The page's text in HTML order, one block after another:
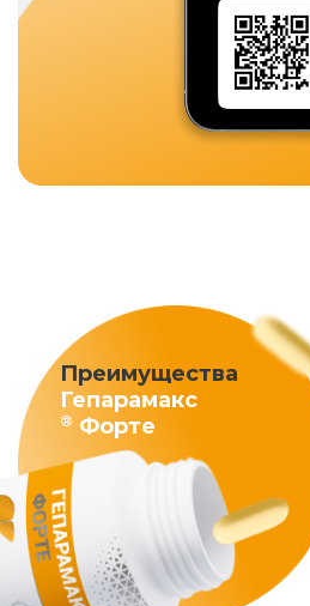
Преимущества
Гепарамакс
® Форте